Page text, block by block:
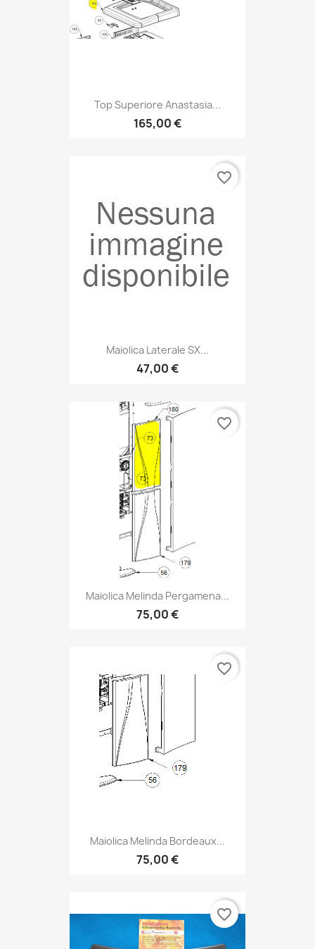
Top Superiore Anastasia...
165,00 €
Maiolica Laterale SX...
47,00 €
favorite_border
Maiolica Melinda Pergamena...
75,00 €
favorite_border
Maiolica Melinda Bordeaux...
75,00 €
favorite_border
favorite_border